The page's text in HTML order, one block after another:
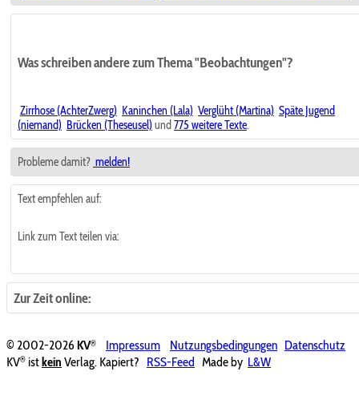
Was schreiben andere zum Thema "Beobachtungen"?
Zirrhose (AchterZwerg) Kaninchen (Lala) Verglüht (Martina) Späte Jugend
(niemand) Brücken (Theseusel) und 775 weitere Texte.
Probleme damit? melden!
Text empfehlen auf:
Link zum Text teilen via:
Zur Zeit online:
© 2002-2026KV® Impressum Nutzungsbedingungen Datenschutz
KV® istkein Verlag. Kapiert? RSS-Feed Made by L&W